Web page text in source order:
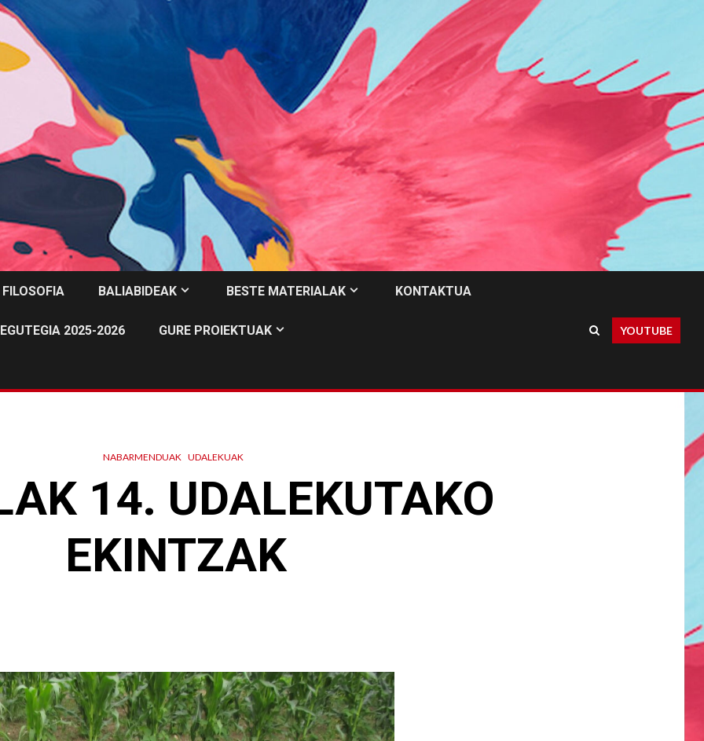
FILOSOFIA BALIABIDEAK BESTE MATERIALAK KONTAKTUA
EGUTEGIA 2025-2026 GURE PROIEKTUAK YOUTUBE
NABARMENDUAK UDALEKUAK
14. UDALEKUTAKO
EKINTZAK